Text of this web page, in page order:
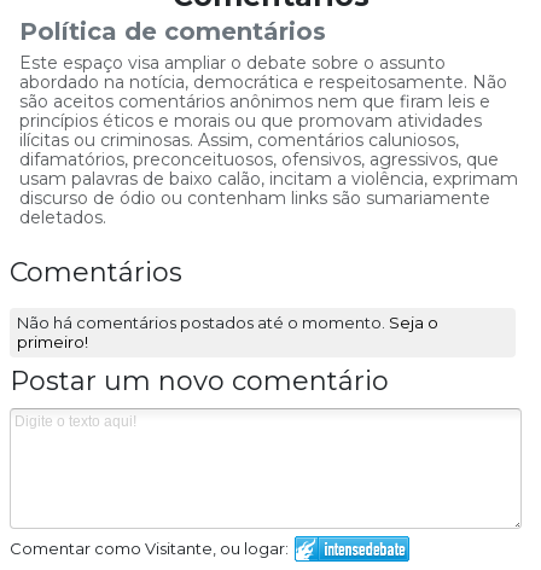
Política de comentários
Este espaço visa ampliar o debate sobre o assunto
abordado na notícia, democrática e respeitosamente. Não
são aceitos comentários anônimos nem que firam leis e
princípios éticos e morais ou que promovam atividades
ilícitas ou criminosas. Assim, comentários caluniosos,
difamatórios, preconceituosos, ofensivos, agressivos, que
usam palavras de baixo calão, incitam a violência, exprimam
discurso de ódio ou contenham links são sumariamente
deletados.
Comentários
Não há comentários postados até o momento. Seja o
primeiro!
Postar um novo comentário
Comentar como Visitante, ou logar: